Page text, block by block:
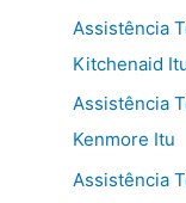
Assistência
Kitchenaid
Assistência
Kenmore Itu
Assistência